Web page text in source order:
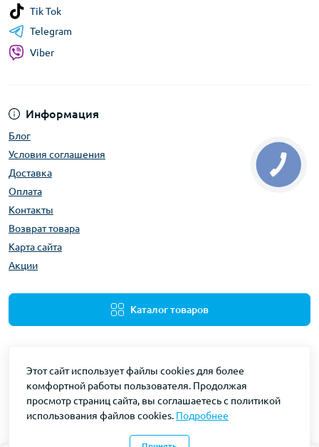
Информация
Блог
Условия соглашения
Доставка
Оплата
Контакты
Возврат товара
Карта сайта
Акции
Каталог товаров
Tik Tok
Telegram
Viber
Gidravliks © 2026
Этот сайт использует файлы cookies для более
комфортной работы пользователя. Продолжая
просмотр страниц сайта, вы соглашаетесь с политикой
использования файлов cookies. Подробнее